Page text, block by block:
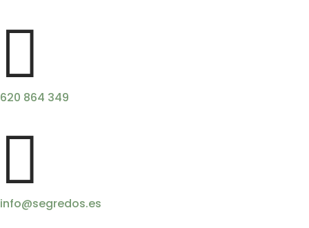

620 864 349

info@segredos.es